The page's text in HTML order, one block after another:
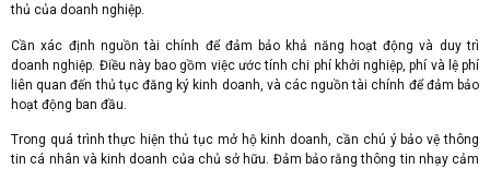
thủ của doanh nghiệp.
Cần xác định nguồn tài chính để đảm bảo khả năng hoạt động và duy trì
doanh nghiệp. Điều này bao gồm việc ước tính chi phí khởi nghiệp, phí và lệ phí
liên quan đến thủ tục đăng ký kinh doanh, và các nguồn tài chính để đảm bảo
hoạt động ban đầu.
Trong quá trình thực hiện thủ tục mở hộ kinh doanh, cần chú ý bảo vệ thông
tin cá nhân và kinh doanh của chủ sở hữu. Đảm bảo rằng thông tin nhạy cảm